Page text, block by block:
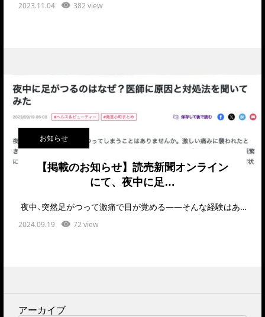
2023.11.04 382 view
お知らせ
【掲載のお知らせ】読売新聞オンライン
にて、夜中に足…
夜中、突然足がつって激痛で目が覚める――そんな経験はありませんか？実はこの症状、「ふくらは…
2024.09.19 72 view
アーカイブ